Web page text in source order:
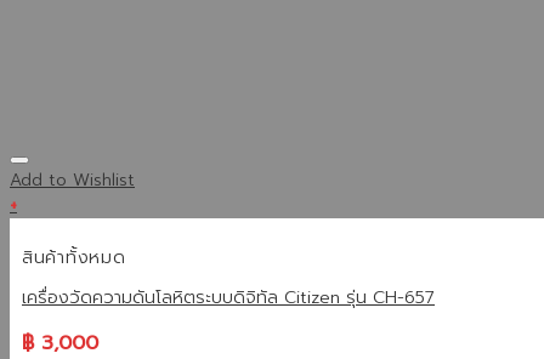
Add to Wishlist
+
สินค้าทั้งหมด
เครื่องวัดความดันโลหิตระบบดิจิทัล Citizen รุ่น CH-657
฿3,000